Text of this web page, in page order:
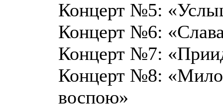
Концерт №5:
Концерт №6:
Концерт №7:
Концерт №8:
воспою»